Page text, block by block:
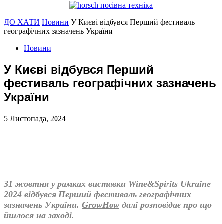
ДО ХАТИ Новини У Києві відбувся Перший фестиваль
географічних зазначень України
Новини
У Києві відбувся Перший
фестиваль географічних зазначень
України
5 Листопада, 2024
31 жовтня у рамках виставки Wine&Spirits Ukraine
2024 відбувся Перший фестиваль географічних
зазначень України. GrowHow далі розповідає про що
йшлося на заході.